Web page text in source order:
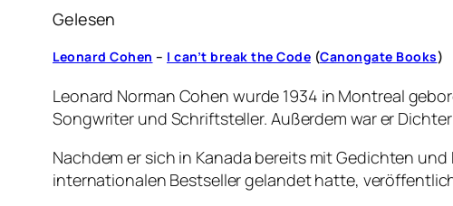
Gelesen
Leonard Cohen – I can’t break the Code (Canongate Books)
Leonard Norman Cohen wurde 1934 in Montreal
Songwriter und Schriftsteller. Außerdem war er
Nachdem er sich in Kanada bereits mit Gedichten
internationalen Bestseller gelandet hatte,